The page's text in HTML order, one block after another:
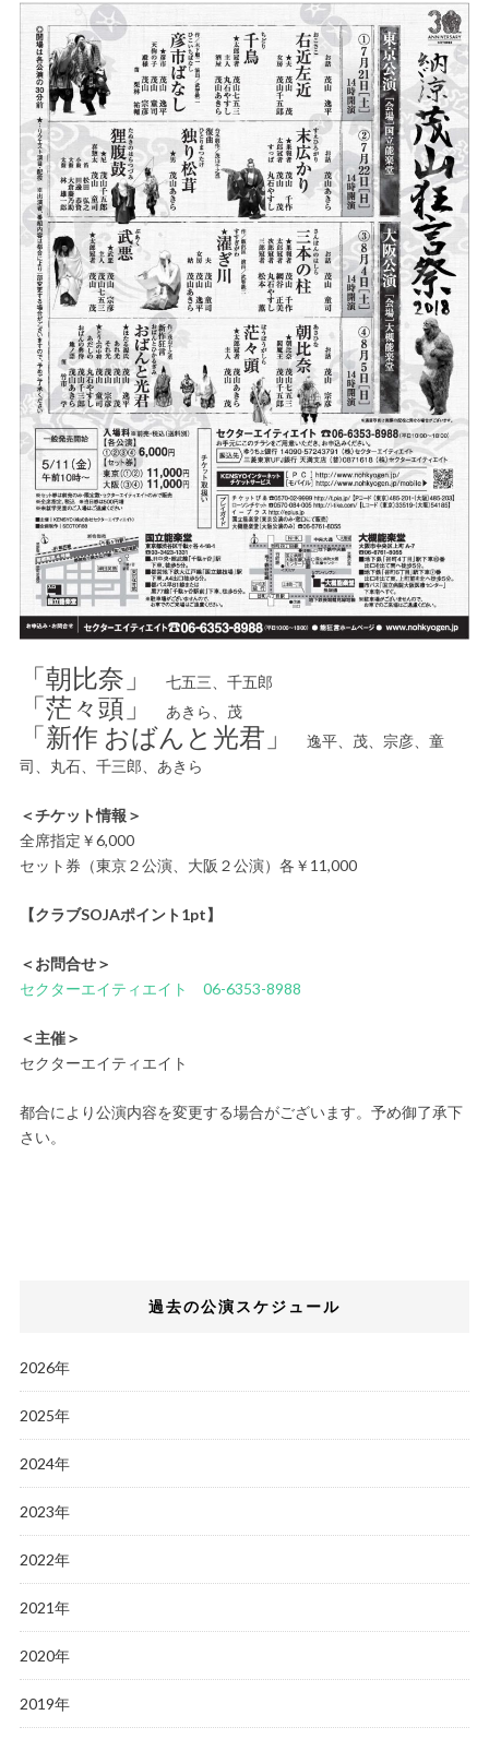
「朝比奈」 七五三、千五郎
「茫々頭」 あきら、茂
「新作 おばんと光君」
逸平、茂、宗彦、童
司、丸石、千三郎、あきら
＜チケット情報＞
全席指定￥6,000
セット券（東京２公演、大阪２公演）各￥11,000
【クラブSOJAポイント1pt】
＜お問合せ＞
セクターエイティエイト
06-6353-8988
＜主催＞
セクターエイティエイト
都合により公演内容を変更する場合がございます。予め御了承下
さい。
過去の公演スケジュール
2026年
2025年
2024年
2023年
2022年
2021年
2020年
2019年